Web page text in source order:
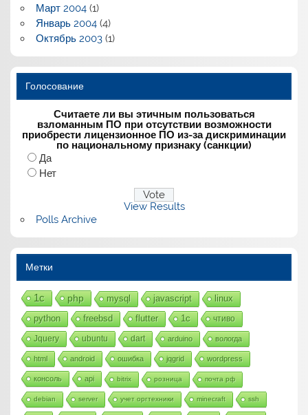
Март 2004(1)
Январь 2004(4)
Октябрь 2003(1)
Голосование
Считаете ли вы этичным пользоваться
взломанным ПО при отсутствии возможности
приобрести лицензионное ПО из-за дискриминации
по национальному признаку (санкции)
Да
Нет
View Results
Polls Archive
Метки
1с php mysql javascript linux
python freebsd flutter 1c чтиво
Jquery ubuntu dart arduino вологда
html android ошибка jqgrid wordpress
консоль api bitrix розница почта рф
debian server учет оргтехники minecraft ssh